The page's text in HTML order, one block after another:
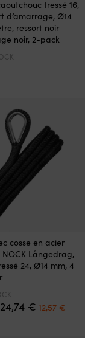
tressé 16,
d’amarrage, Ø14
ressort noir
noir, 2-pack
cosse en acier
Långedrag,
24, Ø14 mm, 4
24,74 € Le
prix
12,57 €Le